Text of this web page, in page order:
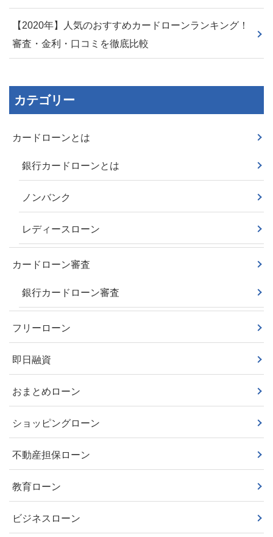
【2020年】人気のおすすめカードローンランキング！
審査・金利・口コミを徹底比較
カテゴリー
カードローンとは
銀行カードローンとは
ノンバンク
レディースローン
カードローン審査
銀行カードローン審査
フリーローン
即日融資
おまとめローン
ショッピングローン
不動産担保ローン
教育ローン
ビジネスローン